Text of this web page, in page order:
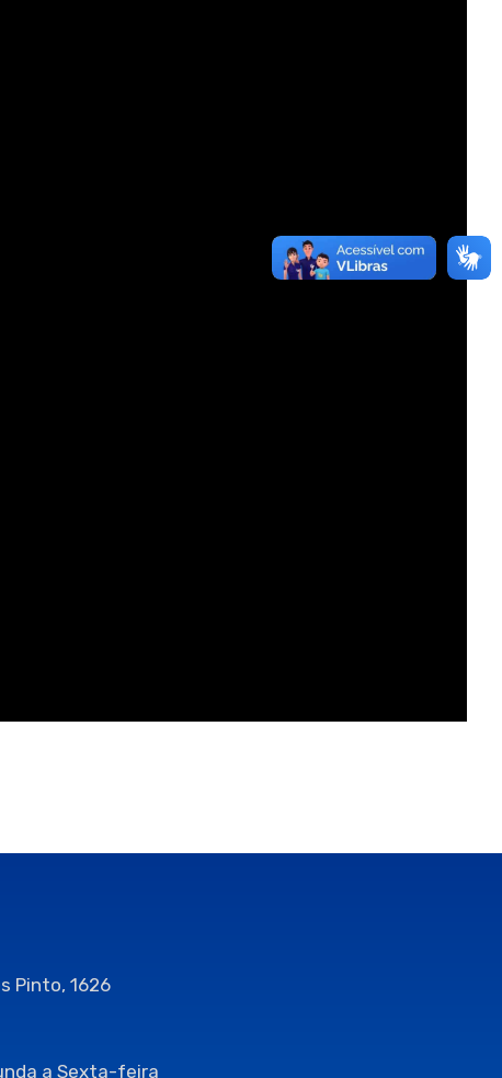
Pinto, 1626
a Sexta-feira